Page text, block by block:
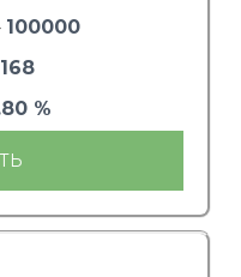
100000
168
%